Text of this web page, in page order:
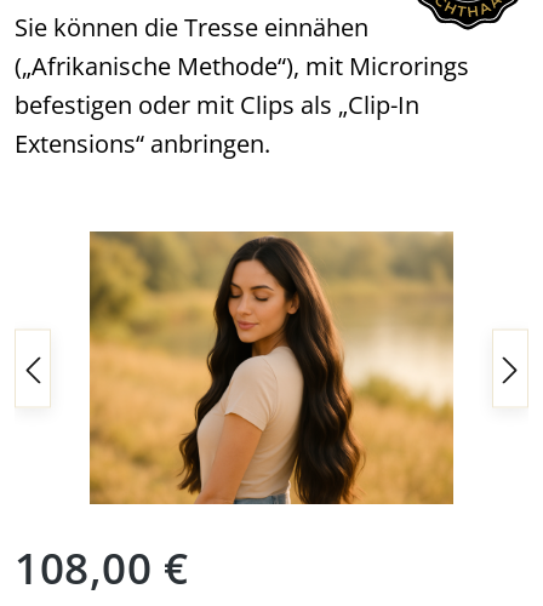
Sie können die Tresse einnähen
(„Afrikanische Methode“), mit Microrings
befestigen oder mit Clips als „Clip-In
Extensions“ anbringen.
Bildergalerie überspringen
108,00 €